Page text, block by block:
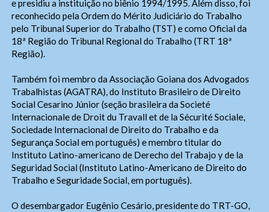
e presidiu a instituição no biênio 1994/1995. Além disso, foi
reconhecido pela Ordem do Mérito Judiciário do Trabalho
pelo Tribunal Superior do Trabalho (TST) e como Oficial da
18ª Região do Tribunal Regional do Trabalho (TRT 18ª
Região).
Também foi membro da Associação Goiana dos Advogados
Trabalhistas (AGATRA), do Instituto Brasileiro de Direito
Social Cesarino Júnior (seção brasileira da Societé
Internacionale de Droit du Travall et de la Sécurité Sociale,
Sociedade Internacional de Direito do Trabalho e da
Segurança Social em português) e membro titular do
Instituto Latino-americano de Derecho del Trabajo y de la
Seguridad Social (Instituto Latino-Americano de Direito do
Trabalho e Seguridade Social, em português).
O desembargador Eugênio Cesário, presidente do TRT-GO,